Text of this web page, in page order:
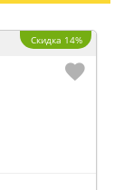
Скидка 14%